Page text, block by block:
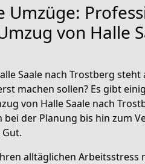
Umzüge:
von Halle
Saale nach Trostberg steht
machen sollen? Es gibt
von Halle Saale nach
bei der Planung bis hin zum
alltäglichen Arbeitsstress